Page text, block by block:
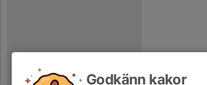
Godkänn kakor